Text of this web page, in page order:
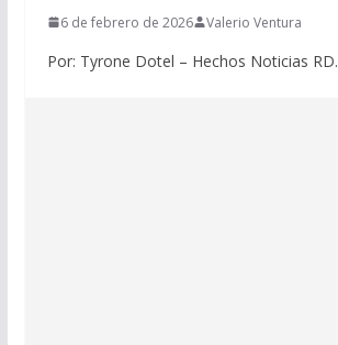
6 de febrero de 2026 Valerio Ventura
Por: Tyrone Dotel – Hechos Noticias RD.